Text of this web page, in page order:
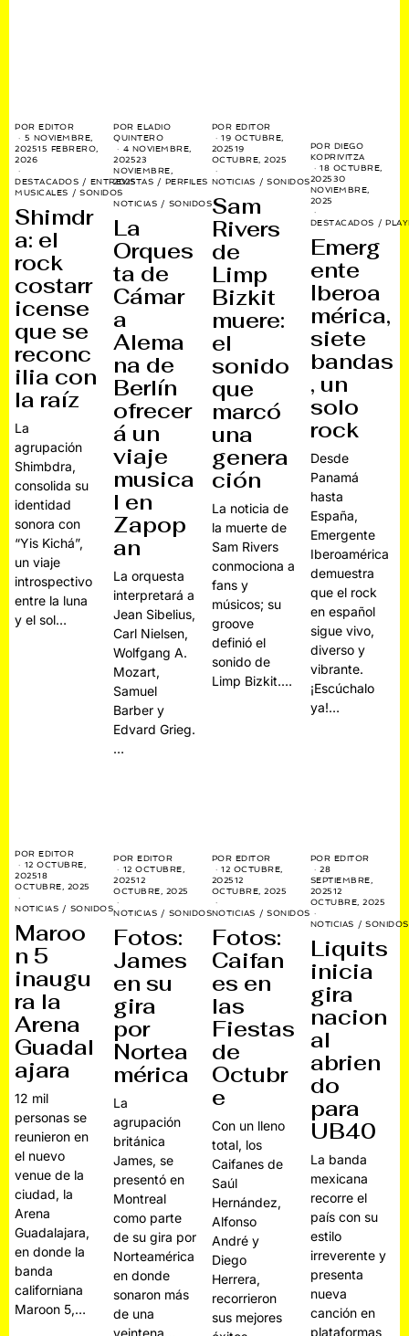
POREDITOR
5 NOVIEMBRE,
202515 FEBRERO,
2026
DESTACADOS / ENTREVISTAS / PERFILES
MUSICALES / SONIDOS
Shimdr
a: el
rock
costarr
icense
que se
reconc
ilia con
la raíz
La
agrupación
Shimbdra,
consolida su
identidad
sonora con
“Yis Kichá”,
un viaje
introspectivo
entre la luna
y el sol…
PORELADIO
QUINTERO
4 NOVIEMBRE,
202523
NOVIEMBRE,
2025
NOTICIAS / SONIDOS
La
Orques
ta de
Cámar
a
Alema
na de
Berlín
ofrecer
á un
viaje
musica
l en
Zapop
an
La orquesta
interpretará a
Jean Sibelius,
Carl Nielsen,
Wolfgang A.
Mozart,
Samuel
Barber y
Edvard Grieg.
…
POR EDITOR
19 OCTUBRE,
2025 19
OCTUBRE, 2025
NOTICIAS / SONIDOS
Sam
Rivers
de
Limp
Bizkit
muere:
el
sonido
que
marcó
una
genera
ción
La noticia de
la muerte de
Sam Rivers
conmociona a
fans y
músicos; su
groove
definió el
sonido de
Limp Bizkit.…
POR DIEGO
KOPRIVITZA
18 OCTUBRE,
2025 30
NOVIEMBRE,
2025
DESTACADOS /
Emerg
ente
Iberoa
mérica,
siete
bandas
, un
solo
rock
Desde
Panamá
hasta
España,
Emergente
Iberoamérica
demuestra
que el rock
en español
sigue vivo,
diverso y
vibrante.
¡Escúchalo
ya!…
POREDITOR
12 OCTUBRE,
202518
OCTUBRE, 2025
NOTICIAS / SONIDOS
Maroo
n 5
inaugu
ra la
Arena
Guadal
ajara
12 mil
personas se
reunieron en
el nuevo
venue de la
ciudad, la
Arena
Guadalajara,
en donde la
banda
californiana
Maroon 5,…
POREDITOR
12 OCTUBRE,
202512
OCTUBRE, 2025
NOTICIAS / SONIDOS
Fotos:
James
en su
gira
por
Nortea
mérica
La
agrupación
británica
James, se
presentó en
Montreal
como parte
de su gira por
Norteamérica
en donde
sonaron más
de una
veintena…
POR EDITOR
12 OCTUBRE,
2025 12
OCTUBRE, 2025
NOTICIAS / SONIDOS
Fotos:
Caifan
es en
las
Fiestas
de
Octubr
e
Con un lleno
total, los
Caifanes de
Saúl
Hernández,
Alfonso
André y
Diego
Herrera,
recorrieron
sus mejores
POR EDITOR
28
SEPTIEMBRE,
2025 12
OCTUBRE, 2025
NOTICIAS / SONIDOS
Liquits
inicia
gira
nacion
al
abrien
do
para
UB40
La banda
mexicana
recorre el
país con su
estilo
irreverente y
presenta
nueva
canción en
plataformas